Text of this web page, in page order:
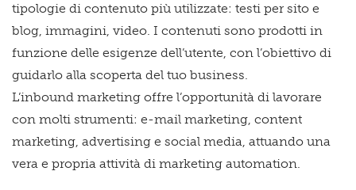
tipologie di contenuto più utilizzate: testi per sito e
blog, immagini, video. I contenuti sono prodotti in
funzione delle esigenze dell’utente, con l’obiettivo di
guidarlo alla scoperta del tuo business.
L’inbound marketing offre l’opportunità di lavorare
con molti strumenti: e-mail marketing, content
marketing, advertising e social media, attuando una
vera e propria attività di marketing automation.